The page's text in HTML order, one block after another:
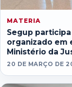
MATERIA
Segup
organizado em
Ministério da
20 DE MARÇO DE